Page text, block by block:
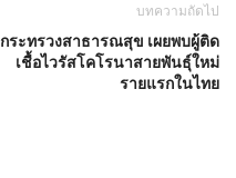
บทความถัดไป
กระทรวงสาธารณสุข เผยพบผู้ติด
เชื้อไวรัสโคโรนาสายพันธุ์ใหม่
รายแรกในไทย